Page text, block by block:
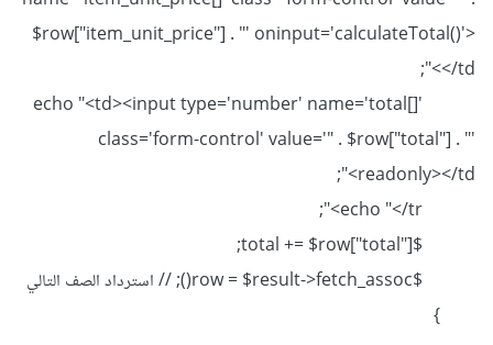
$row["item_unit_price"] . "' oninput='calculateTotal()'>
</td>";
echo "<td><input type='number' name='total[]'
class='form-control' value='" . $row["total"] . "'
readonly></td>";
$total += $row["total"];
$row = $result->fetch_assoc(); // استرداد الصف التالي
}